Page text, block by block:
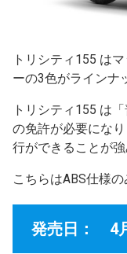
トリシティ155 は
ーの3色がラインナ
トリシティ155 は
の免許が必要にな
行ができることが強
こちらはABS仕様
発売日： 4